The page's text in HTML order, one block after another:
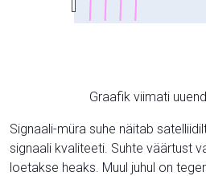
Graafik viimati
Signaali-müra suhe näitab
signaali kvaliteeti. Suhte väärtust
loetakse heaks. Muul juhul on